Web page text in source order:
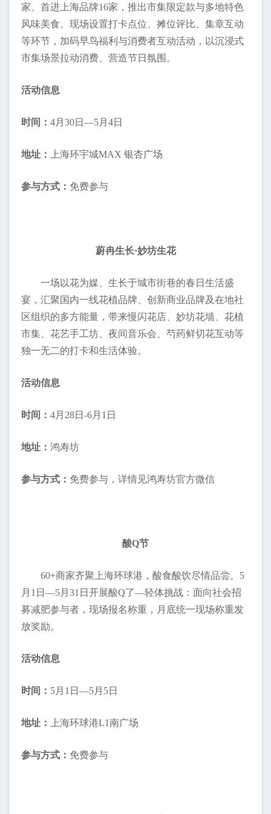
家、首进上海品牌16家，推出市集限定款与多地特色
风味美食。现场设置打卡点位、摊位评比、集章互动
等环节，加码早鸟福利与消费者互动活动，以沉浸式
市集场景拉动消费、营造节日氛围。
活动信息
时间： 4月30日—5月4日
地址： 上海环宇城MAX 银杏广场
参与方式： 免费参与
蔚冉生长·妙坊生花
一场以花为媒、生长于城市街巷的春日生活盛
宴，汇聚国内一线花植品牌、创新商业品牌及在地社
区组织的多方能量，带来慢闪花店、妙坊花墙、花植
市集、花艺手工坊、夜间音乐会、芍药鲜切花互动等
独一无二的打卡和生活体验。
活动信息
时间： 4月28日-6月1日
地址： 鸿寿坊
参与方式： 免费参与，详情见鸿寿坊官方微信
酸Q节
60+商家齐聚上海环球港，酸食酸饮尽情品尝。5
月1日—5月31日开展酸Q了—轻体挑战：面向社会招
募减肥参与者，现场报名称重，月底统一现场称重发
放奖励。
活动信息
时间： 5月1日—5月5日
地址： 上海环球港L1南广场
参与方式： 免费参与